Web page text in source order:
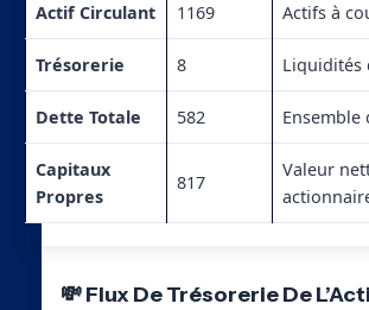
Actif Circulant 1169 Actifs à
Trésorerie 8 Liquidités
Dette Totale 582 Ensemble
Capitaux
Propres
817
Valeur
💸 Flux De Trésorerie De